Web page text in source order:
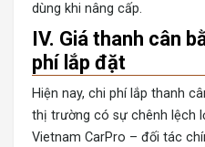
dùng khi nâng cấp.
IV. Giá thanh cân
phí lắp đặt
Hiện nay, chi phí lắp thanh
thị trường có sự chênh lệch
Vietnam CarPro – đối tác